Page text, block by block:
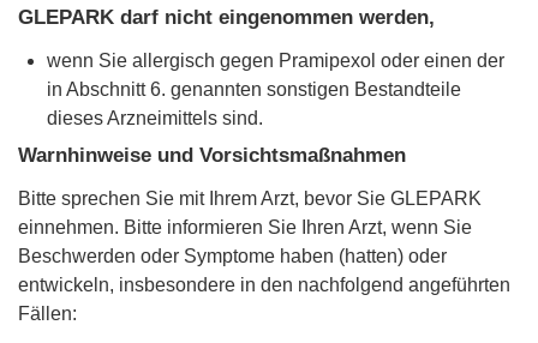
GLEPARK darf nicht eingenommen werden,
wenn Sie allergisch gegen Pramipexol oder einen der
in Abschnitt 6. genannten sonstigen Bestandteile
dieses Arzneimittels sind.
Warnhinweise und Vorsichtsmaßnahmen
Bitte sprechen Sie mit Ihrem Arzt, bevor Sie GLEPARK
einnehmen. Bitte informieren Sie Ihren Arzt, wenn Sie
Beschwerden oder Symptome haben (hatten) oder
entwickeln, insbesondere in den nachfolgend angeführten
Fällen: